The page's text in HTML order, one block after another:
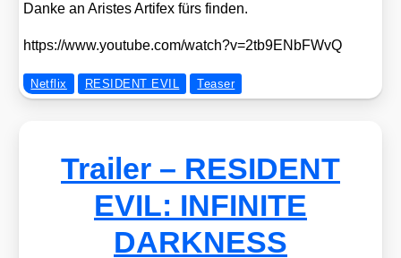
Dan­ke an Aris­tes Arti­fex fürs fin­den.
https://​www​.you​tube​.com/​w​a​t​c​h​?​v​=​2​t​b​9​E​N​b​F​WvQ
Netflix RESIDENT EVIL Teaser
Trailer – RESIDENT
EVIL: INFINITE
DARKNESS